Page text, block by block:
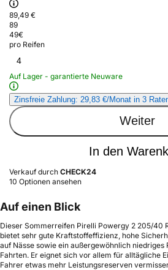
89,49 €
89
49€
pro Reifen
4
Auf Lager - garantierte Neuware
Zinsfreie Zahlung: 29,83 €/Monat in 3
Weiter
In den
Verkauf durch CHECK24
10 Optionen ansehen
Auf einen Blick
Dieser Sommerreifen Pirelli Powergy 2 205/40
bietet sehr gute Kraftstoffeffizienz, hohe
auf Nässe sowie ein außergewöhnlich
Fahrten. Er eignet sich vor allem für alltägliche
Fahrer etwas mehr Leistungsreserven